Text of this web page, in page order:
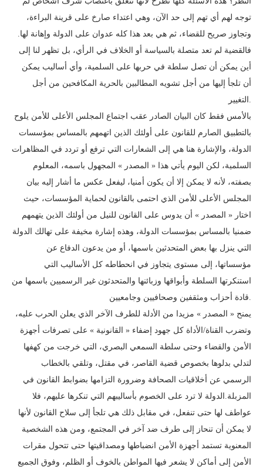
توجه لهم أي تهم إلى حد الآن، وهي اعتداء صارخ على قرينة البراءة،
وتجاوز صريح للقضاء، ثم هي بعد هذا كله عدوان على الدولة وإهانة لها.
فالقضية لم تعد متصلة بالسياسة أو الخلاف في الرأي، بل تظهر لنا إلى
أين يمكن أن تصل سلطة في حربها على السلمية، وأي أساليب يمكن
أن تلجأ إليها من أجل تشويه المطالبين بالحرية المكافحين من أجل
التغيير.
بالأمس فقط كان البيان الصادر عقب اجتماع المجلس الأعلى للأمن يلوح
بالتطبيق الصارم للقانون على أولئك الذين اتهمهم بالمساس بمؤسسات
الدولة، والإشارة هنا هي إلى الشعارات التي ترفع أو تردد في المظاهرات
السلمية، لكن اليوم يأتي هذا « المصدر » المجهول باسمه، المعلوم
بصفته، لأنه لا يمكن إلا أن يكون أمنيا، ليفعل عكس ما أشار إليه بيان
المجلس الأعلى للأمن الذي احتمى بالقانون لحماية المؤسسات، حيث
اختار « المصدر » أن يدوس على القانون للنيل من أولئك الذين يتهمهم
ضمنيا بالمساس بمؤسسات الدولة، وهذه إشارة مخيفة على تهالك الدولة
التي ينزل بها بعض المتحدثين باسمها، أو من يدعون الدفاع عن
مؤسساتها، إلى مستوى يتجاوز في انحطاطه كل الأساليب التي
استنكرتها السلطة وأبواقها وزبائنها والمتحدثون غير الرسميين باسمها من
قادة أحزاب ومثقفين وصحافيين وجامعيين.
يمنح « المصدر » مزيدا من الأدلة للطرف الآخر الذي يعلن الحرب عليه،
وتضرب القناة/الأداة كل جهود إضفاء « القانونية » على تصرفات أجهزة
الأمن والقضاء وحتى سلطة السمعي البصري، التي خرجت من كهفها
لتدلي بدلوها بخصوص قضية القاصر، في مقتل، وتلقي بالخطاب
الرسمي عن أخلاقيات الصحافة وضرورة التزامها بضوابط القانون في
المزبلة.الدولة لا ترد على الخصوم بأساليبهم التي تنكرها عليهم، فلا
عواطف لها حتى تنفعل، في مقابل ذلك هي تلجأ إلى سلاح القانون لأنها
لا يمكن أن تنحاز إلى طرف ضد آخر في المجتمع، ومن هذه الشخصية
المعنوية تستمد أجهزة الأمن انضباطها ومصداقيتها حتى تتحول مقرات
الأمن إلى أماكن لا يشعر فيها المواطن بالخوف أو الظلم، وفوق الجميع